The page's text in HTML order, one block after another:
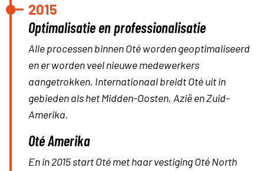
2015
Optimalisatie en professionalisatie
Alle processen binnen Oté worden geoptimaliseerd
en er worden veel nieuwe medewerkers
aangetrokken. Internationaal breidt Oté uit in
gebieden als het Midden-Oosten, Azië en Zuid-
Amerika.
Oté Amerika
En in 2015 start Oté met haar vestiging Oté North